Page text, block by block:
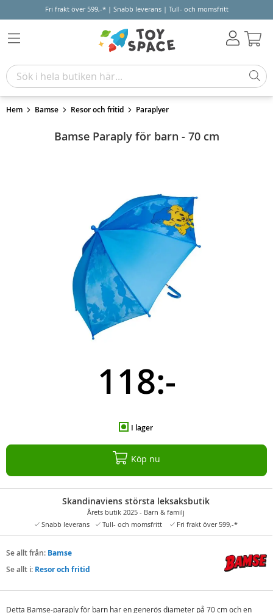
Fri frakt över 599,-* | Snabb leverans | Tull- och momsfritt
Hem Bamse Resor och fritid Paraplyer
Bamse Paraply för barn - 70 cm
118:-
I lager
Köp nu
Skandinaviens största leksaksbutik
Årets butik 2025 - Barn & familj
Snabb leverans
Tull- och momsfritt Fri frakt över 599,-*
Se allt från: Bamse
Se allt i: Resor och fritid
Detta Bamse-paraply för barn har en generös diameter på 70 cm och en